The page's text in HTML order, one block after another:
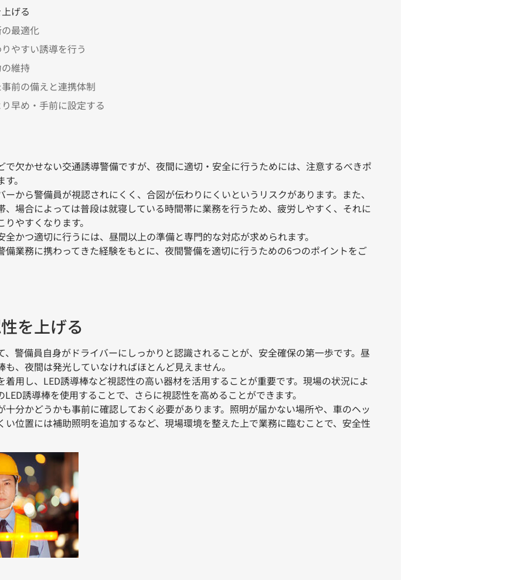
げる
最適化
やすい誘導を行う
維持
前の備えと連携体制
早め・手前に設定する
で欠かせない交通誘導警備ですが、夜間に適切・安全に行うためには、注意するべきポ
。
から警備員が視認されにくく、合図が伝わりにくいというリスクがあります。また、
、場合によっては普段は就寝している時間帯に業務を行うため、疲労しやすく、それに
やすくなります。
かつ適切に行うには、昼間以上の準備と専門的な対応が求められます。
備業務に携わってきた経験をもとに、夜間警備を適切に行うための6つのポイントをご
を上げる
、警備員自身がドライバーにしっかりと認識されることが、安全確保の第一歩です。昼
、夜間は発光していなければほとんど見えません。
着用し、LED誘導棒など視認性の高い器材を活用することが重要です。現場の状況によ
誘導棒を使用することで、さらに視認性を高めることができます。
十分かどうかも事前に確認しておく必要があります。照明が届かない場所や、車のヘッ
い位置には補助照明を追加するなど、現場環境を整えた上で業務に臨むことで、安全性